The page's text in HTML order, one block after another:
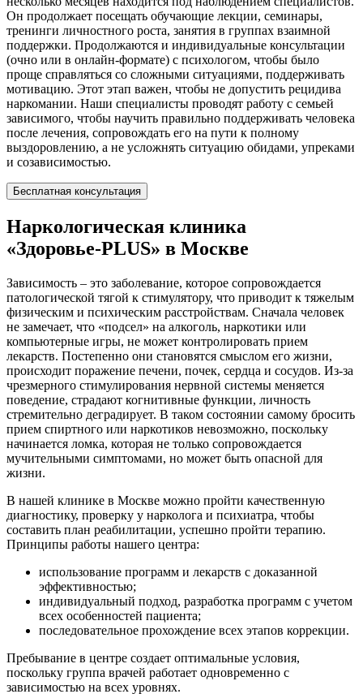
Он продолжает посещать обучающие лекции, семинары,
тренинги личностного роста, занятия в группах взаимной
поддержки. Продолжаются и индивидуальные консультации
(очно или в онлайн-формате) с психологом, чтобы было
проще справляться со сложными ситуациями, поддерживать
мотивацию. Этот этап важен, чтобы не допустить рецидива
наркомании. Наши специалисты проводят работу с семьей
зависимого, чтобы научить правильно поддерживать человека
после лечения, сопровождать его на пути к полному
выздоровлению, а не усложнять ситуацию обидами, упреками
и созависимостью.
Бесплатная консультация
Наркологическая клиника
«Здоровье-PLUS» в Москве
Зависимость – это заболевание, которое сопровождается
патологической тягой к стимулятору, что приводит к тяжелым
физическим и психическим расстройствам. Сначала человек
не замечает, что «подсел» на алкоголь, наркотики или
компьютерные игры, не может контролировать прием
лекарств. Постепенно они становятся смыслом его жизни,
происходит поражение печени, почек, сердца и сосудов. Из-за
чрезмерного стимулирования нервной системы меняется
поведение, страдают когнитивные функции, личность
стремительно деградирует. В таком состоянии самому бросить
прием спиртного или наркотиков невозможно, поскольку
начинается ломка, которая не только сопровождается
мучительными симптомами, но может быть опасной для
жизни.
В нашей клинике в Москве можно пройти качественную
диагностику, проверку у нарколога и психиатра, чтобы
составить план реабилитации, успешно пройти терапию.
Принципы работы нашего центра:
использование программ и лекарств с доказанной
эффективностью;
индивидуальный подход, разработка программ с учетом
всех особенностей пациента;
последовательное прохождение всех этапов коррекции.
Пребывание в центре создает оптимальные условия,
поскольку группа врачей работает одновременно с
зависимостью на всех уровнях.